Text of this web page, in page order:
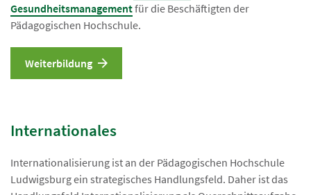
Gesundheitsmanagementfür die Beschäftigten der
Pädagogischen Hochschule.
Weiterbildung
Internationales
Internationalisierung ist an der Pädagogischen Hochschule
Ludwigsburg ein strategisches Handlungsfeld. Daher ist das